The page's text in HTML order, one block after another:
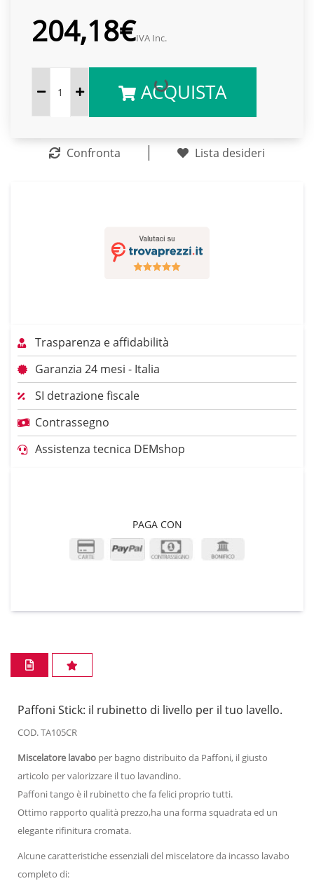
204,18€IVA Inc.
ACQUISTA
Confronta Lista desideri
Trasparenza e affidabilità
Garanzia 24 mesi - Italia
SI detrazione fiscale
Contrassegno
Assistenza tecnica DEMshop
PAGA CON
Paffoni Stick: il rubinetto di livello per il tuo lavello.
COD. TA105CR
Miscelatore lavabo per bagno distribuito da Paffoni, il giusto
articolo per valorizzare il tuo lavandino.
Paffoni tango è il rubinetto che fa felici proprio tutti.
Ottimo rapporto qualità prezzo,ha una forma squadrata ed un
elegante rifinitura cromata.
Alcune caratteristiche essenziali del miscelatore da incasso lavabo
completo di: